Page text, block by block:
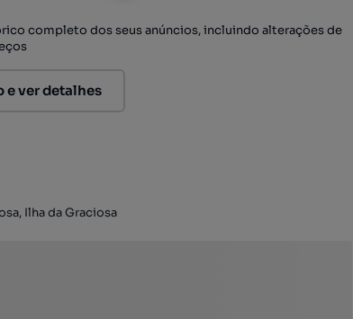
completo dos seus anúncios, incluindo alterações de
e ver detalhes
Ilha da Graciosa